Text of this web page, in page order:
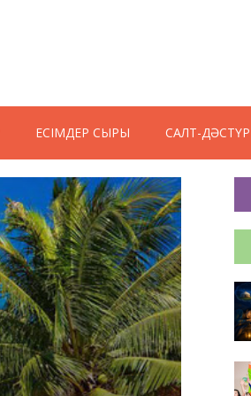
ЕСІМДЕР СЫРЫ САЛТ-ДӘСТҮР